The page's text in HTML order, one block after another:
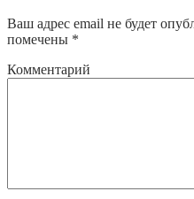
Ваш адрес email не будет
помечены *
Комментарий